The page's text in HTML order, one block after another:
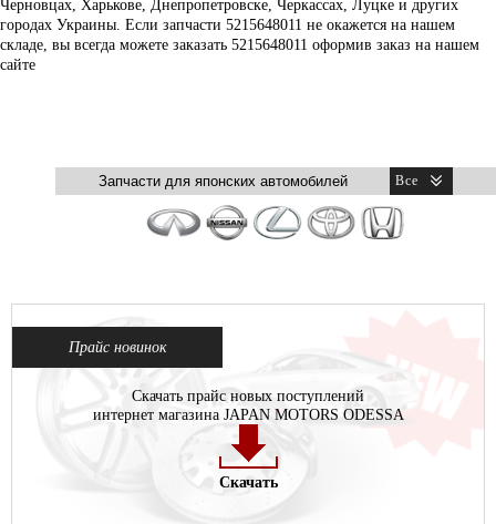
Черновцах, Харькове, Днепропетровске, Черкассах, Луцке и других
городах Украины. Если запчасти 5215648011 не окажется на нашем
складе, вы всегда можете заказать 5215648011 оформив заказ на нашем
сайте
Прайс новинок
Скачать прайс новых поступлений
интернет магазина JAPAN MOTORS ODESSA
Скачать